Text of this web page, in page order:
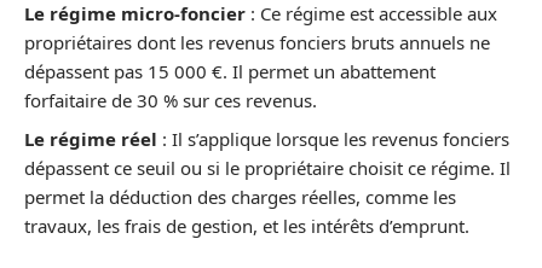
Le régime micro-foncier : Ce régime est accessible aux
propriétaires dont les revenus fonciers bruts annuels ne
dépassent pas 15 000 €. Il permet un abattement
forfaitaire de 30 % sur ces revenus.
Le régime réel : Il s’applique lorsque les revenus fonciers
dépassent ce seuil ou si le propriétaire choisit ce régime. Il
permet la déduction des charges réelles, comme les
travaux, les frais de gestion, et les intérêts d’emprunt.